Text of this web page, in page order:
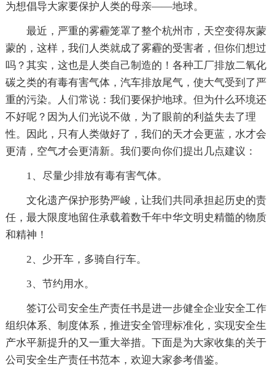
为想倡导大家要保护人类的母亲——地球。
最近，严重的雾霾笼罩了整个杭州市，天空变得灰蒙
蒙的，这样，我们人类就成了雾霾的受害者，但你们想过
吗？其实，这也是人类自己制造的！各种工厂排放二氧化
碳之类的有毒有害气体，汽车排放尾气，使大气受到了严
重的污染。人们常说：我们要保护地球。但为什么环境还
不好呢？因为人们光说不做，为了眼前的利益失去了理
性。因此，只有人类做好了，我们的天才会更蓝，水才会
更清，空气才会更清新。我们要向你们提出几点建议：
1、尽量少排放有毒有害气体。
文化遗产保护形势严峻，让我们共同承担起历史的责
任，最大限度地留住承载着数千年中华文明史精髓的物质
和精神！
2、少开车，多骑自行车。
3、节约用水。
签订公司安全生产责任书是进一步健全企业安全工作
组织体系、制度体系，推进安全管理标准化，实现安全生
产水平新提升的又一重大举措。下面是为大家收集的关于
公司安全生产责任书范本，欢迎大家参考借鉴。